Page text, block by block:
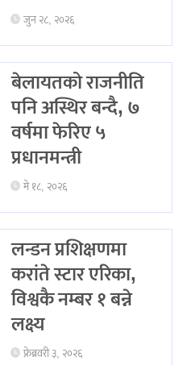
जुन २८, २०२६
बेलायतको राजनीति
पनि अस्थिर बन्दै, ७
वर्षमा फेरिए ५
प्रधानमन्त्री
मे १८, २०२६
लन्डन प्रशिक्षणमा
करांते स्टार एरिका,
विश्वकै नम्बर १ बन्ने
लक्ष्य
फ्रेब्रवरी ३, २०२६